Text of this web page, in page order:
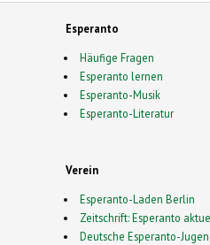
Esperanto
Häufige Fragen
Esperanto lernen
Esperanto-Musik
Esperanto-Literatur
Verein
Esperanto-Laden Berlin
Zeitschrift: Esperanto
Deutsche Esperanto-